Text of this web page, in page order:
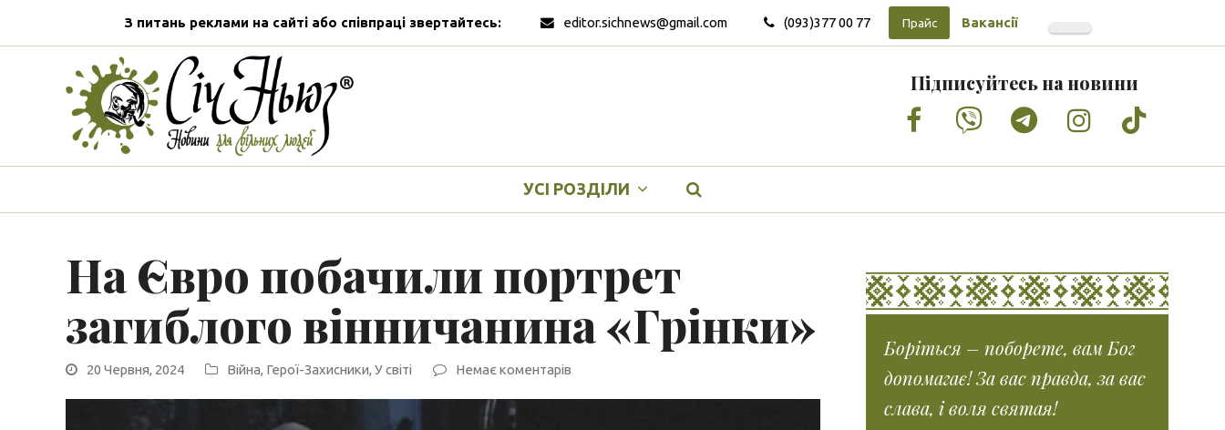
З питань реклами на сайті або співпраці звертайтесь: editor.sichnews@gmail.com (093)377 00 77 Прайс Вакансії
Підписуйтесь на новини
Facebook
VimeoTumblrInstagram
Tiktok
УСІ РОЗДІЛИ
На Євро побачили портрет
загиблого вінничанина «Грінки»
20 Червня, 2024 Війна, Герої-Захисники, У світі Немає коментарів
Боріться – поборете, вам Бог
допомагає! За вас правда, за вас
слава, і воля святая!